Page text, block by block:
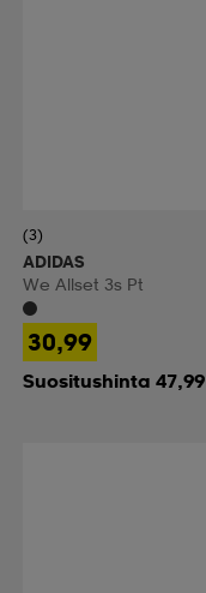
(3)
ADIDAS
We Allset 3s Pt
30,99
Suositushinta 47,99